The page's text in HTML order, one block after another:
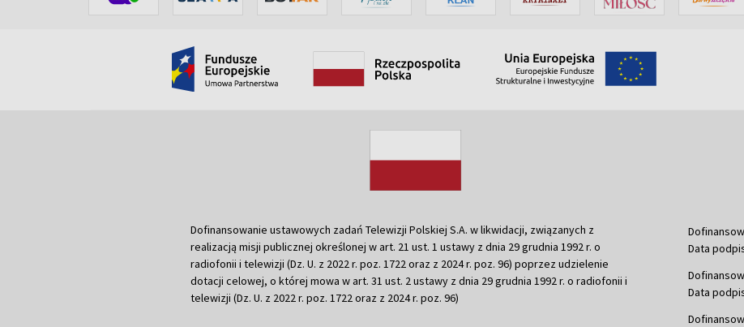
Dofinansowanie ustawowych zadań Telewizji Polskiej S.A. w likwidacji, związanych z
realizacją misji publicznej określonej w art. 21 ust. 1 ustawy z dnia 29 grudnia 1992 r. o
radiofonii i telewizji (Dz. U. z 2022 r. poz. 1722 oraz z 2024 r. poz. 96) poprzez udzielenie
dotacji celowej, o której mowa w art. 31 ust. 2 ustawy z dnia 29 grudnia 1992 r. o radiofonii i
telewizji (Dz. U. z 2022 r. poz. 1722 oraz z 2024 r. poz. 96)
Data
Data